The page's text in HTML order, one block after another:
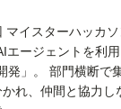
マイスターハッカ
エージェントを利
発」。 部門横断で
れ、仲間と協力し